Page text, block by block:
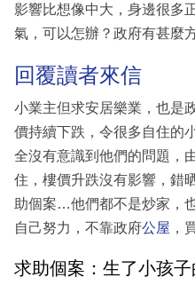
影響比想像中大，身邊很多
氣，可以怎辦？政府有甚麼
回覆讀者來信
小業主但求安居樂業，也是
價持續下跌，令很多自住的
全沒有意識到他們的問題，
住，樓價升跌沒有影響，錯
助個案…他們都不是炒家，
自己努力，不靠政府公屋 ，
求助個案：生了小孩